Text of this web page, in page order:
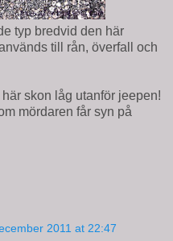
typ bredvid den här
till rån, överfall och
skon låg utanför jeepen!
mördaren får syn på
2011 at 22:47